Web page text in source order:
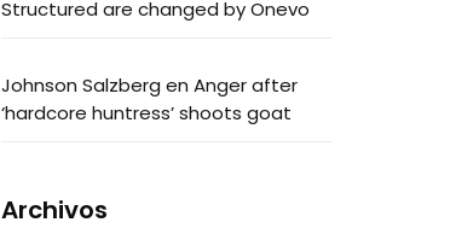
Structured are changed by Onevo
Johnson Salzberg en Anger after
‘hardcore huntress’ shoots goat
Archivos